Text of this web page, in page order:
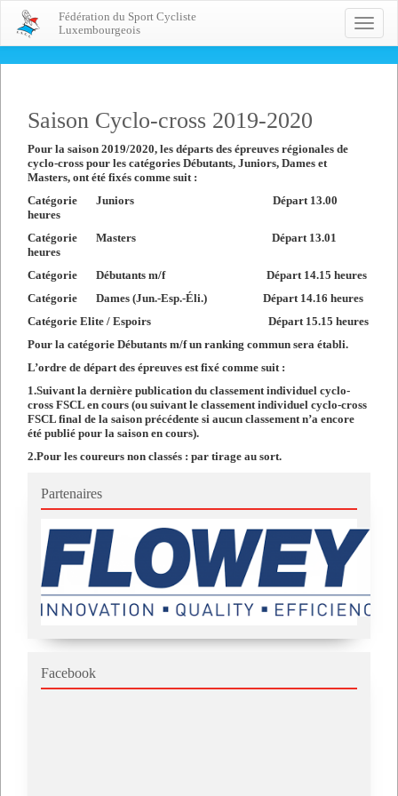
Toggle
Fédération du Sport Cycliste
Luxembourgeois
Saison Cyclo-cross 2019-2020
Pour la saison 2019/2020, les départs des épreuves régionales de
cyclo-cross pour les catégories Débutants, Juniors, Dames et
Masters, ont été fixés comme suit :
Catégorie Juniors Départ 13.00
heures
Catégorie Masters Départ 13.01
heures
Catégorie Débutants m/f Départ 14.15 heures
Catégorie Dames (Jun.-Esp.-Éli.) Départ 14.16 heures
Catégorie Elite / Espoirs Départ 15.15 heures
Pour la catégorie Débutants m/f un ranking commun sera établi.
L’ordre de départ des épreuves est fixé comme suit :
1.Suivant la dernière publication du classement individuel cyclo-
cross FSCL en cours (ou suivant le classement individuel cyclo-cross
FSCL final de la saison précédente si aucun classement n’a encore
été publié pour la saison en cours).
2.Pour les coureurs non classés : par tirage au sort.
Partenaires
Facebook